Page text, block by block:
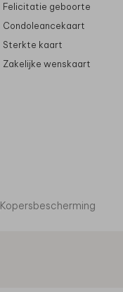
Felicitatie geboorte
Condoleancekaart
Sterkte kaart
Zakelijke wenskaart
Kopersbescherming